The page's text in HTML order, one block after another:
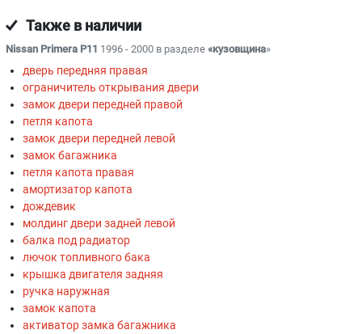
Также в наличии
Nissan Primera P11 1996 - 2000 в разделе «кузовщина»
дверь передняя правая
ограничитель открывания двери
замок двери передней правой
петля капота
замок двери передней левой
замок багажника
петля капота правая
амортизатор капота
дождевик
молдинг двери задней левой
балка под радиатор
лючок топливного бака
крышка двигателя задняя
ручка наружная
замок капота
активатор замка багажника